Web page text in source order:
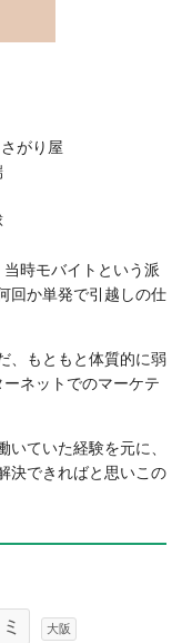
がり屋
時モバイトという派
回か単発で引越しの仕
、もともと体質的に弱
ネットでのマーケテ
ていた経験を元に、
決できればと思いこの
大阪